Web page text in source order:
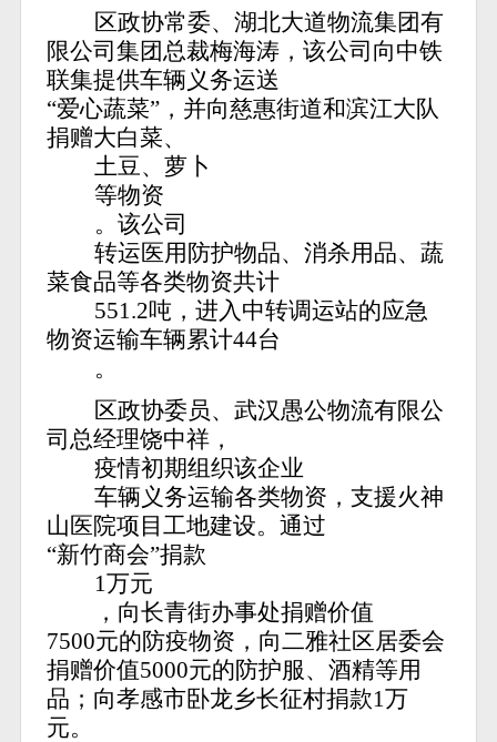
区政协常委、湖北大道物流集团有
限公司集团总裁梅海涛，该公司向中铁
联集提供车辆义务运送
“爱心蔬菜”，并向慈惠街道和滨江大队
捐赠大白菜、
土豆、萝卜
等物资
。该公司
转运医用防护物品、消杀用品、蔬
菜食品等各类物资共计
551.2吨，进入中转调运站的应急
物资运输车辆累计44台
。
区政协委员、武汉愚公物流有限公
司总经理饶中祥，
疫情初期组织该企业
车辆义务运输各类物资，支援火神
山医院项目工地建设。通过
“新竹商会”捐款
1万元
，向长青街办事处捐赠价值
7500元的防疫物资，向二雅社区居委会
捐赠价值5000元的防护服、酒精等用
品；向孝感市卧龙乡长征村捐款1万
元。